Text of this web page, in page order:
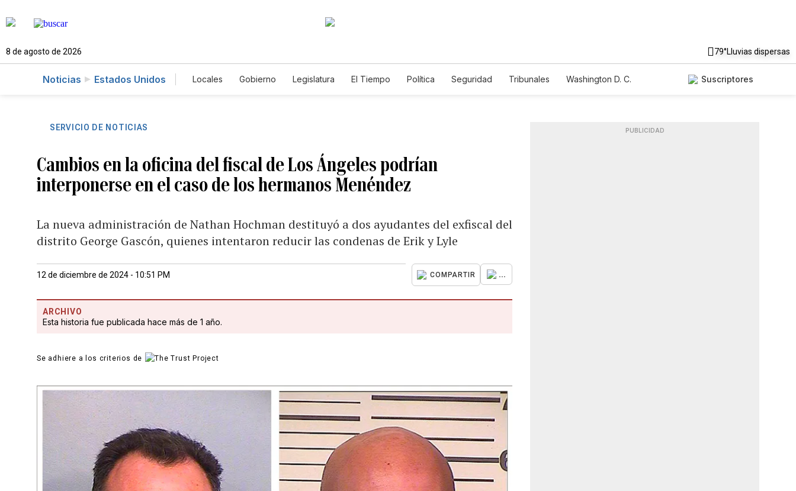
8 de agosto de 2026 79°Lluvias dispersas
Noticias Estados Unidos Locales Gobierno Legislatura El Tiempo Política Seguridad Tribunales
Washington D. C.
Suscriptores
SERVICIO DE NOTICIAS
Cambios en la oficina del fiscal de Los Ángeles podrían
interponerse en el caso de los hermanos Menéndez
La nueva administración de Nathan Hochman destituyó a dos ayudantes del exfiscal del
distrito George Gascón, quienes intentaron reducir las condenas de Erik y Lyle
12 de diciembre de 2024 - 10:51 PM COMPARTIR ...
ARCHIVO
Esta historia fue publicada hace más de 1 año.
Se adhiere a los criterios de
PUBLICIDAD